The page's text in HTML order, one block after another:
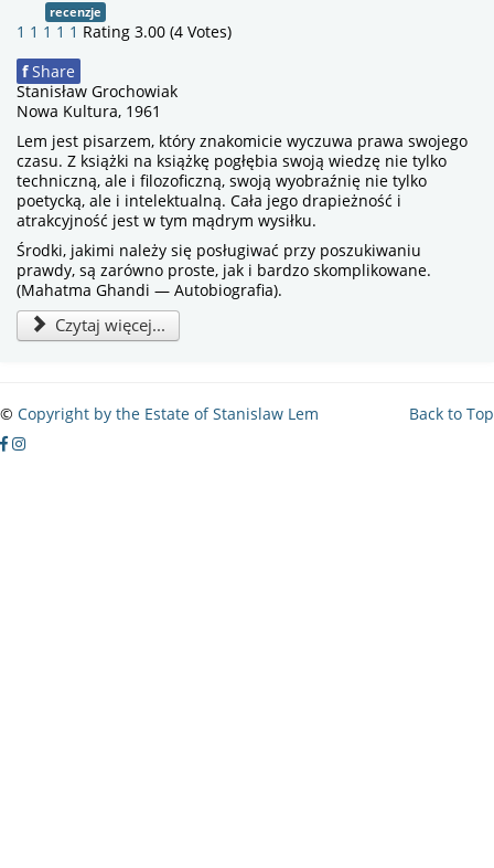
recenzje
1 1 1 1 1 Rating 3.00 (4 Votes)
f Share
Stanisław Grochowiak
Nowa Kultura, 1961
Lem jest pisarzem, który znakomicie wyczuwa prawa swojego
czasu. Z książki na książkę pogłębia swoją wiedzę nie tylko
techniczną, ale i filozoficzną, swoją wyobraźnię nie tylko
poetycką, ale i intelektualną. Cała jego drapieżność i
atrakcyjność jest w tym mądrym wysiłku.
Środki, jakimi należy się posługiwać przy poszukiwaniu
prawdy, są zarówno proste, jak i bardzo skomplikowane.
(Mahatma Ghandi — Autobiografia).
Czytaj więcej...
Back to Top
© Copyright by the Estate of Stanislaw Lem